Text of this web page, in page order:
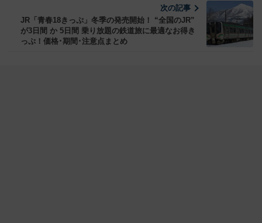
次の記事
JR「青春18きっぷ」冬季の発売開始！ “全国のJR”
が3日間 か 5日間 乗り放題の鉄道旅に最適なお得き
っぷ！価格･期間･注意点まとめ